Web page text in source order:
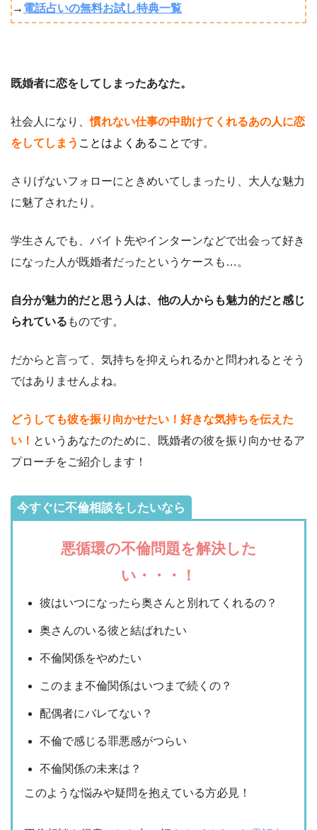
→ 電話占いの無料お試し特典一覧
既婚者に恋をしてしまったあなた。
社会人になり、慣れない仕事の中助けてくれるあの人に恋
をしてしまう ことはよくあること です。
さりげないフォローにときめいてしまったり、大人な魅力
に魅了されたり。
学生さんでも、バイト先やインターンなどで出会って好き
になった人が既婚者だったというケースも…。
自分が魅力的だと思う人は、他の人からも魅力的だと感じ
られている ものです。
だからと言って、気持ちを抑えられるかと問われるとそう
ではありませんよね。
どうしても彼を振り向かせたい！好きな気持ちを伝えた
い！ というあなたのために、既婚者の彼を振り向かせるア
プローチをご紹介します！
今すぐに不倫相談をしたいなら
悪循環の不倫問題を解決した
い・・・！
彼はいつになったら奥さんと別れてくれるの？
奥さんのいる彼と結ばれたい
不倫関係をやめたい
このまま不倫関係はいつまで続くの？
配偶者にバレてない？
不倫で感じる罪悪感がつらい
不倫関係の未来は？
このような悩みや疑問を抱えている方必見！